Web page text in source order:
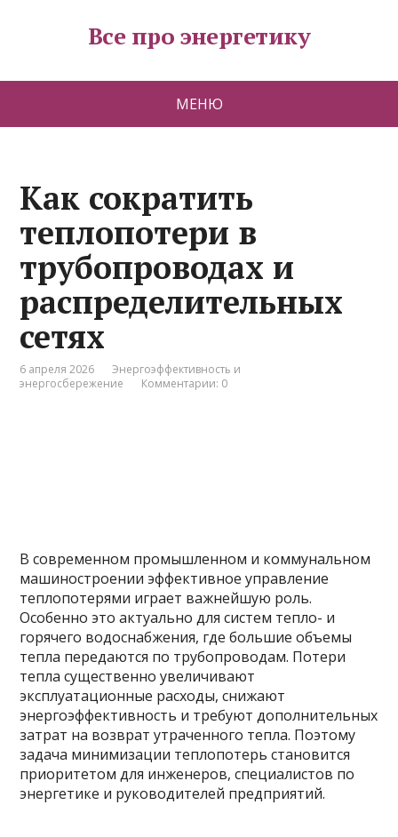
Все про энергетику
МЕНЮ
Как сократить
теплопотери в
трубопроводах и
распределительных
сетях
6 апреля 2026
Энергоэффективность и
энергосбережение
Комментарии: 0
В современном промышленном и коммунальном
машиностроении эффективное управление
теплопотерями играет важнейшую роль.
Особенно это актуально для систем тепло- и
горячего водоснабжения, где большие объемы
тепла передаются по трубопроводам. Потери
тепла существенно увеличивают
эксплуатационные расходы, снижают
энергоэффективность и требуют дополнительных
затрат на возврат утраченного тепла. Поэтому
задача минимизации теплопотерь становится
приоритетом для инженеров, специалистов по
энергетике и руководителей предприятий.